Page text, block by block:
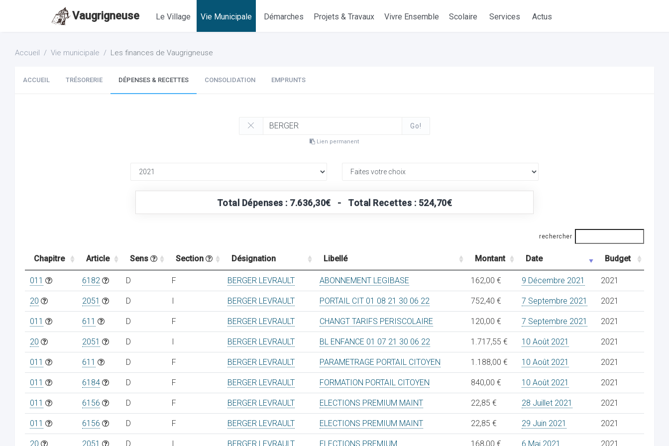
Vaugrigneuse Le Village Vie Municipale Démarches Projets & Travaux Vivre Ensemble Scolaire Services Actus
Accueil Vie municipale Les finances de Vaugrigneuse
ACCUEIL TRÉSORERIE DÉPENSES & RECETTES CONSOLIDATION EMPRUNTS
Go!
Lien permanent
Total Dépenses : 7.636,30€ - Total Recettes : 524,70€
rechercher
Chapitre Article Sens Section Désignation Libellé Montant Date Budget
011 6182 D F BERGER LEVRAULT ABONNEMENT LEGIBASE 162,00 € 9 Décembre 2021 2021
20 2051 D I BERGER LEVRAULT PORTAIL CIT 01 08 21 30 06 22 752,40 € 7 Septembre 2021 2021
011 611 D F BERGER LEVRAULT CHANGT TARIFS PERISCOLAIRE 120,00 € 7 Septembre 2021 2021
20 2051 D I BERGER LEVRAULT BL ENFANCE 01 07 21 30 06 22 1.717,55 € 10 Août 2021 2021
011 611 D F BERGER LEVRAULT PARAMETRAGE PORTAIL CITOYEN 1.188,00 € 10 Août 2021 2021
011 6184 D F BERGER LEVRAULT FORMATION PORTAIL CITOYEN 840,00 € 10 Août 2021 2021
011 6156 D F BERGER LEVRAULT ELECTIONS PREMIUM MAINT 22,85 € 28 Juillet 2021 2021
011 6156 D F BERGER LEVRAULT ELECTIONS PREMIUM MAINT 22,85 € 29 Juin 2021 2021
20 2051 D I BERGER LEVRAULT ELECTIONS PREMIUM 168,00 € 6 Mai 2021 2021